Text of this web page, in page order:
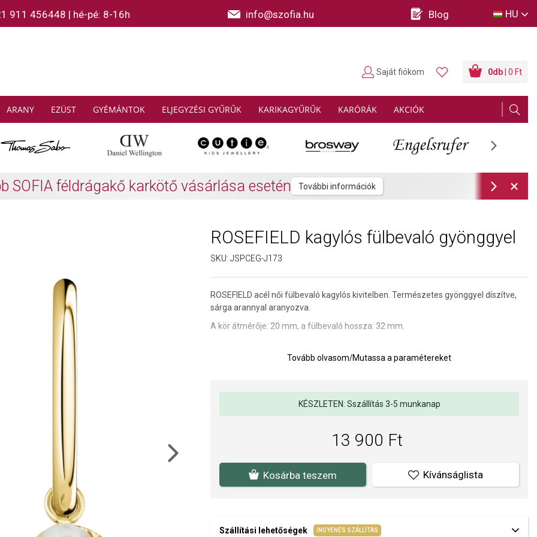
911 456448 | hé-pé: 8-16h info@szofia.hu Blog HU
ARANY EZÜST GYÉMÁNTOK ELJEGYZÉSI GYŰRŰK KARIKAGYŰRŰK KARÓRÁK AKCIÓK
0db | 0 Ft
Saját fiókom
SABO: Gyűjtsön és spóroljon További információk
ROSEFIELD kagylós fülbevaló gyönggyel
SKU: JSPCEG-J173
ROSEFIELD acél női fülbevaló kagylós kivitelben. Természetes gyönggyel díszítve,
sárga arannyal aranyozva.
A kör átmérője: 20 mm, a fülbevaló hossza: 32 mm.
Tovább olvasom/Mutassa a paramétereket
KÉSZLETEN: Sszállítás 3-5 munkanap
13 900 Ft
Kosárba teszem Kívánságlista
Szállítási lehetőségek INGYENES SZÁLLÍTÁS